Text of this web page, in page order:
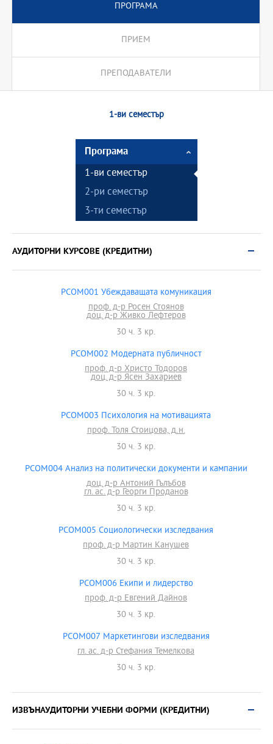
ПРОГРАМА
ПРИЕМ
ПРЕПОДАВАТЕЛИ
1-ви семестър
Програма
1-ви семестър
2-ри семестър
3-ти семестър
АУДИТОРНИ КУРСОВЕ (КРЕДИТНИ)
PCOM001 Убеждаващата комуникация
проф. д-р Росен Стоянов
доц. д-р Живко Лефтеров
30 ч. 3 кр.
PCOM002 Модерната публичност
проф. д-р Христо Тодоров
доц. д-р Ясен Захариев
30 ч. 3 кр.
PCOM003 Психология на мотивацията
проф. Толя Стоицова, д.н.
30 ч. 3 кр.
PCOM004 Анализ на политически документи и кампании
доц. д-р Антоний Гълъбов
гл. ас. д-р Георги Проданов
30 ч. 3 кр.
PCOM005 Социологически изследвания
проф. д-р Мартин Канушев
30 ч. 3 кр.
PCOM006 Екипи и лидерство
проф. д-р Евгений Дайнов
30 ч. 3 кр.
PCOM007 Маркетингови изследвания
гл. ас. д-р Стефания Темелкова
30 ч. 3 кр.
ИЗВЪНАУДИТОРНИ УЧЕБНИ ФОРМИ (КРЕДИТНИ)